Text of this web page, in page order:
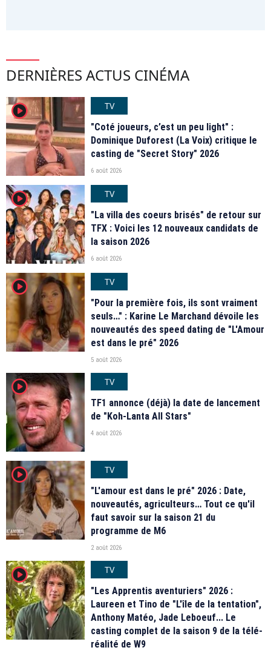
DERNIÈRES ACTUS CINÉMA
player2
TV
"Coté joueurs, c’est un peu light" :
Dominique Duforest (La Voix) critique le
casting de "Secret Story" 2026
6 août 2026
player2
TV
"La villa des coeurs brisés" de retour sur
TFX : Voici les 12 nouveaux candidats de
la saison 2026
6 août 2026
player2
TV
"Pour la première fois, ils sont vraiment
seuls…" : Karine Le Marchand dévoile les
nouveautés des speed dating de "L'Amour
est dans le pré" 2026
5 août 2026
player2
TV
TF1 annonce (déjà) la date de lancement
de "Koh-Lanta All Stars"
4 août 2026
player2
TV
"L'amour est dans le pré" 2026 : Date,
nouveautés, agriculteurs… Tout ce qu'il
faut savoir sur la saison 21 du
programme de M6
2 août 2026
player2
TV
"Les Apprentis aventuriers" 2026 :
Laureen et Tino de "L'île de la tentation",
Anthony Matéo, Jade Leboeuf... Le
casting complet de la saison 9 de la télé-
réalité de W9